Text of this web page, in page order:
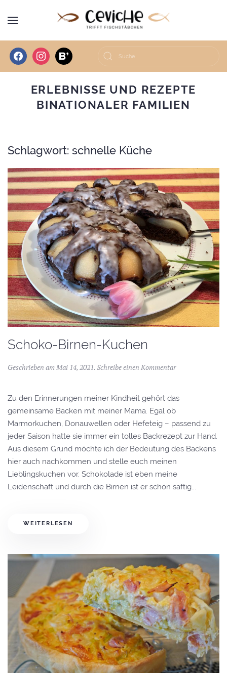
facebookinstagrambloglovin
ERLEBNISSE UND REZEPTE
BINATIONALER FAMILIEN
Schlagwort: schnelle Küche
Schoko-Birnen-Kuchen
Geschrieben am Mai 14, 2021. Schreibe einen Kommentar
Zu den Erinnerungen meiner Kindheit gehört das
gemeinsame Backen mit meiner Mama. Egal ob
Marmorkuchen, Donauwellen oder Hefeteig – passend zu
jeder Saison hatte sie immer ein tolles Backrezept zur Hand.
Aus diesem Grund möchte ich der Bedeutung des Backens
hier auch nachkommen und stelle euch meinen
Lieblingskuchen vor. Schokolade ist eben meine
Leidenschaft und durch die Birnen ist er schön saftig...
WEITERLESEN